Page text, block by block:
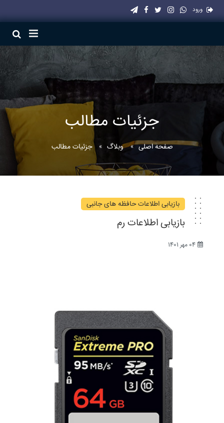
ورود
جزئیات مطالب
صفحه اصلی وبلاگ جزئیات مطالب
بازیابی اطلاعات حافظه های جانبی
بازیابی اطلاعات رم
04 مهر 1401